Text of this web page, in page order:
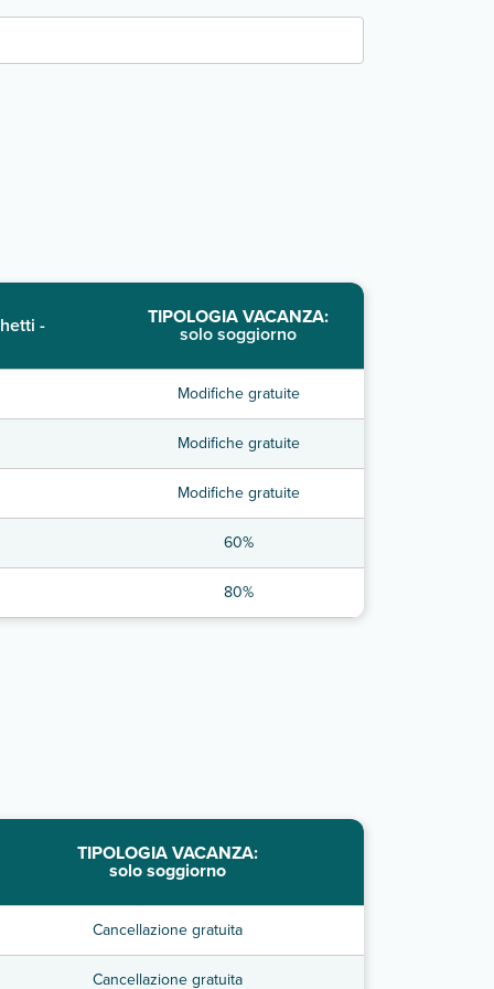
- TIPOLOGIA VACANZA:
solo soggiorno
Modifiche gratuite
Modifiche gratuite
Modifiche gratuite
60%
80%
TIPOLOGIA VACANZA:
solo soggiorno
Cancellazione gratuita
Cancellazione gratuita